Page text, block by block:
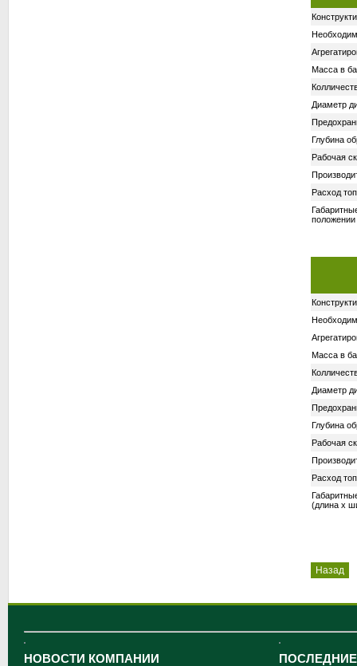
Масса в
Диаметр
Глубина
Рабочая
Расход
Масса в
Диаметр
Глубина
Рабочая
Расход
(длина х
Назад
НОВОСТИ КОМПАНИИ